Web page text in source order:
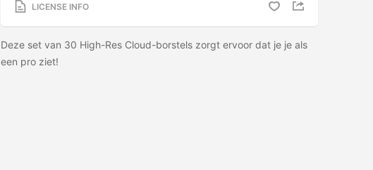
LICENSE INFO
Deze set van 30 High-Res Cloud-borstels zorgt ervoor dat je je als
een pro ziet!